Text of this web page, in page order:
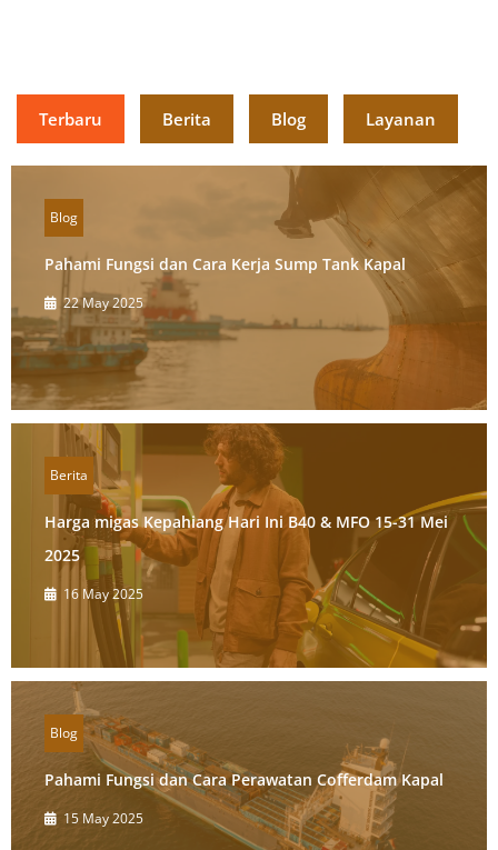
Terbaru Berita Blog Layanan
Blog
Pahami Fungsi dan Cara Kerja Sump Tank Kapal
22 May 2025
Berita
Harga migas Kepahiang Hari Ini B40 & MFO 15-31 Mei
2025
16 May 2025
Blog
Pahami Fungsi dan Cara Perawatan Cofferdam Kapal
15 May 2025